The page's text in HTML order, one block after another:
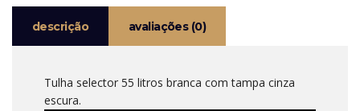
descrição avaliações (0)
Tulha selector 55 litros branca com tampa cinza
escura.